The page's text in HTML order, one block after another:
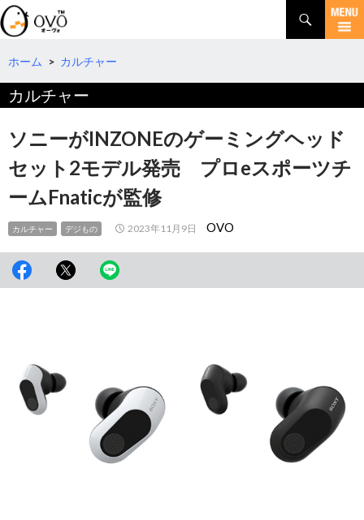
検
索
コ
テ
ツ
へ
ホーム > カルチャー
カルチャー
ソニーがINZONEのゲーミングヘッド
セット2モデル発売 プロeスポーツチ
ームFnaticが監修
カルチャー デジもの 2023年11月9日 OVO